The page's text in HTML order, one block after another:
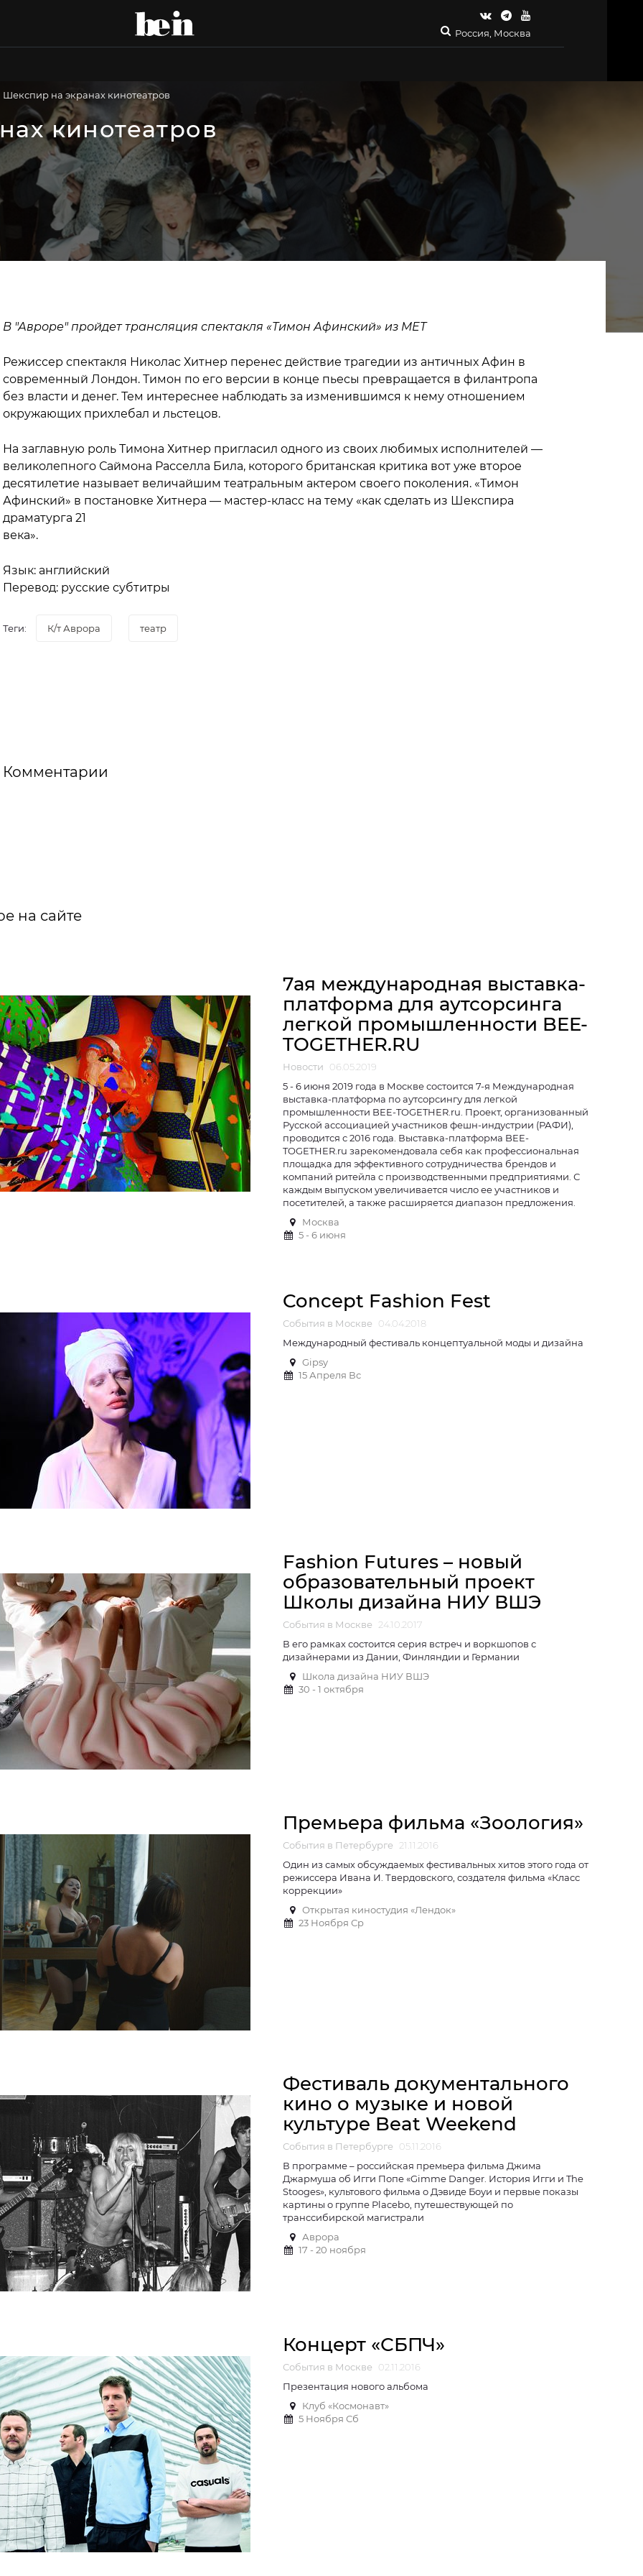
Россия, Москва
Шекспир на экранах кинотеатров
кинотеатров
В "Авроре" пройдет трансляция спектакля «Тимон Афинский» из MET
Режиссер спектакля Николас Хитнер перенес действие трагедии из античных Афин в
современный Лондон. Тимон по его версии в конце пьесы превращается в филантропа
без власти и денег. Тем интереснее наблюдать за изменившимся к нему отношением
окружающих прихлебал и льстецов.
На заглавную роль Тимона Хитнер пригласил одного из своих любимых исполнителей —
великолепного Саймона Расселла Била, которого британская критика вот уже второе
десятилетие называет величайшим театральным актером своего поколения. «Тимон
Афинский» в постановке Хитнера — мастер-класс на тему «как сделать из Шекспира
драматурга 21
века».
Язык: английский
Перевод: русские субтитры
Теги: К/т Аврора театр
Комментарии
на сайте
7ая международная выставка-
платформа для аутсорсинга
легкой промышленности BEE-
TOGETHER.RU
Новости
06.05.2019
5 - 6 июня 2019 года в Москве состоится 7-я Международная
выставка-платформа по аутсорсингу для легкой
промышленности BEE-TOGETHER.ru. Проект, организованный
Русской ассоциацией участников фешн-индустрии (РАФИ),
проводится с 2016 года. Выставка-платформа BEE-
TOGETHER.ru зарекомендовала себя как профессиональная
площадка для эффективного сотрудничества брендов и
компаний ритейла с производственными предприятиями. С
каждым выпуском увеличивается число ее участников и
посетителей, а также расширяется диапазон предложения.
Москва
5 - 6 июня
Concept Fashion Fest
События в Москве
04.04.2018
Международный фестиваль концептуальной моды и дизайна
Gipsy
15 Апреля Вс
Fashion Futures – новый
образовательный проект
Школы дизайна НИУ ВШЭ
События в Москве
24.10.2017
В его рамках состоится серия встреч и воркшопов с
дизайнерами из Дании, Финляндии и Германии
Школа дизайна НИУ ВШЭ
30 - 1 октября
Премьера фильма «Зоология»
События в Петербурге
21.11.2016
Один из самых обсуждаемых фестивальных хитов этого года от
режиссера Ивана И. Твердовского, создателя фильма «Класс
коррекции»
Открытая киностудия «Лендок»
23 Ноября Ср
Фестиваль документального
кино о музыке и новой
культуре Beat Weekend
События в Петербурге
05.11.2016
В программе – российская премьера фильма Джима
Джармуша об Игги Попе «Gimme Danger. История Игги и The
Stooges», культового фильма о Дэвиде Боуи и первые показы
картины о группе Placebo, путешествующей по
транссибирской магистрали
Аврора
17 - 20 ноября
Концерт «СБПЧ»
События в Москве
02.11.2016
Презентация нового альбома
Клуб «Космонавт»
5 Ноября Сб